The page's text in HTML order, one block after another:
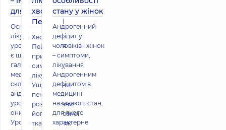
для пацієнтів
Основні методи
лікування в
урології Урологія
є широкою
галуззю
медицини, що
складається з
андрології,
урогінекології,
онкоурології.
Урологічні
хворобу
Пейроні
Хвороба
Пейроні –
причини,
симптоми,
лікування
Ущільнення
пеніса,
розростання
його фіброзної
тканини і, як
стану у жінок
Андрогенний
дефіцит у
чоловіків і жінок
– симптоми,
лікування
Андрогенним
дефіцитом в
медицині
називають стан,
для якого
характерне